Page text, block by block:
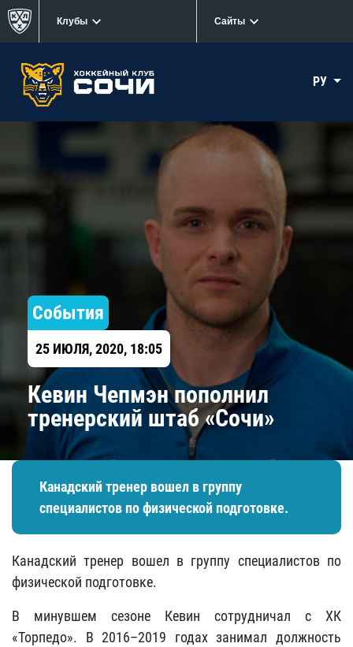
Клубы Сайты
РУ
События
25 ИЮЛЯ, 2020, 18:05
Кевин Чепмэн пополнил
тренерский штаб «Сочи»
Канадский тренер вошел в группу
специалистов по физической подготовке.
Канадский тренер вошел в группу специалистов по
физической подготовке.
В минувшем сезоне Кевин сотрудничал с ХК
«Торпедо». В 2016–2019 годах занимал должность